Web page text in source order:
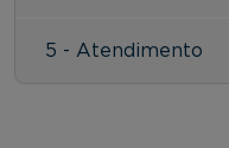
5 - Atendimento